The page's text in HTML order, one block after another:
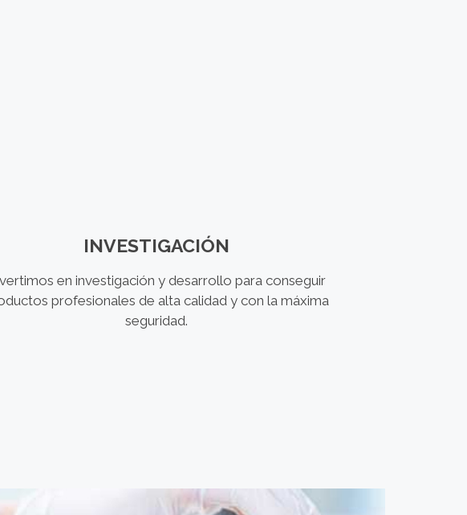
INVESTIGACIÓN
en investigación y desarrollo para conseguir
profesionales de alta calidad y con la máxima
seguridad.